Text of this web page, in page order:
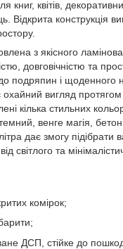
книг, квітів,
Відкрита конструкція
з якісного
довговічністю та
подряпин і щоденного
охайний вигляд протягом
кілька стильних
венге магія,
дає змогу підібрати
світлого та
комірок;
ДСП, стійке до